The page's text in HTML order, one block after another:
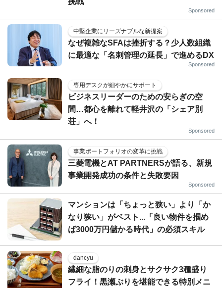
Sponsored
中堅企業にリーズナブルな新提案
なぜ複雑なSFAは挫折する？少人数組織
に最適な「名刺管理の延長」で進めるDX
Sponsored
専用デスクが細やかにサポート
ビジネスリーダーのための安らぎの空
間…都心を離れて軽井沢の「シェア別
荘」へ！
Sponsored
事業ポートフォリオの変革に挑戦
三菱電機とAT PARTNERSが語る、新規
事業開発成功の条件と失敗要因
Sponsored
マンションは「ちょっと狭い」より「か
なり狭い」がベスト...「良い物件を掴め
ば3000万円儲かる時代」の必須スキル
dancyu
繊細な脂のりの刺身とサクサク3種盛り
フライ！黒瀬ぶりを堪能できる特別メニ